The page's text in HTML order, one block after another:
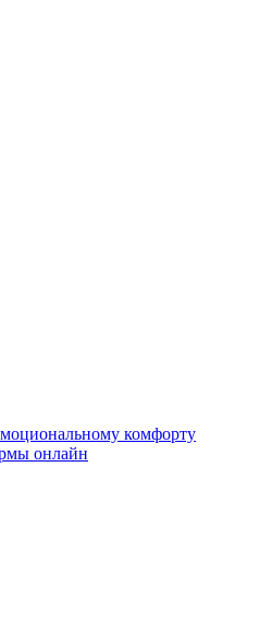
комфорту
онлайн